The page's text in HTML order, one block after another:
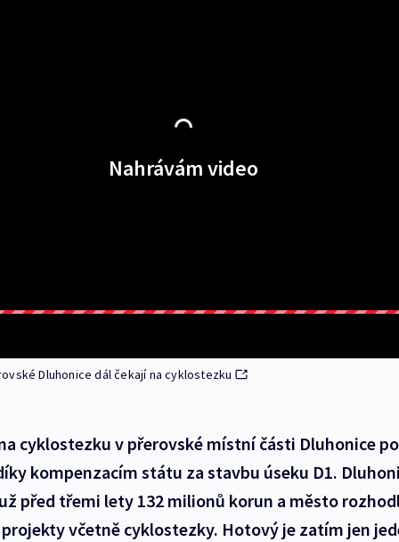
Nahrávám video
Dluhonice dál čekají na cyklostezku
cyklostezku v přerovské místní části Dluhonice
kompenzacím státu za stavbu úseku D1.
před třemi lety 132 milionů korun a město
včetně cyklostezky. Hotový je zatím jen